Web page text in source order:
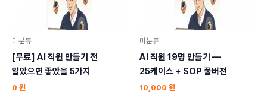
미분류
[무료] AI 직원 만들기 전
알았으면 좋았을 5가지
0 원
미분류
AI 직원 19명 만들기 —
25케이스 + SOP 풀버전
10,000 원